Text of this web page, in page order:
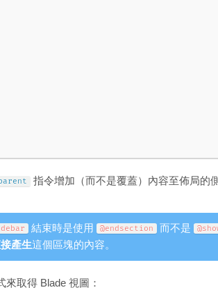
指令增加（而不是覆蓋）內容至佈局的
結束時是使用 @endsection 而不是
產生這個區塊的內容。
來取得 Blade 視圖：